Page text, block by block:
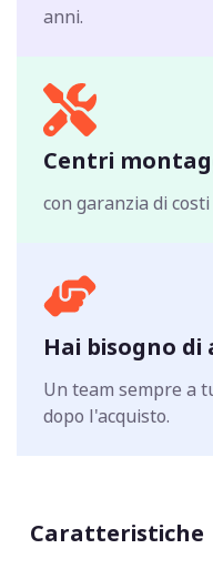
anni.
Centri
con garanzia di
Hai bisogno di
Un team sempre a
dopo l'acquisto.
Caratteristiche